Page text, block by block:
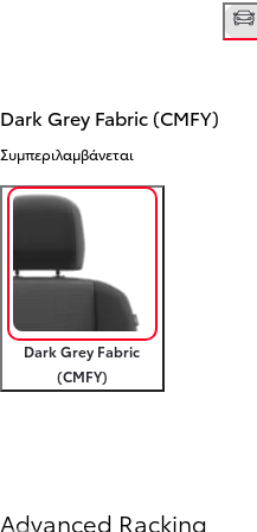
Dark Grey Fabric (CMFY)
Συμπεριλαμβάνεται
Dark Grey Fabric
(CMFY)
Advanced Racking